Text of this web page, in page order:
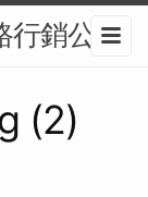
行銷公司
(2)